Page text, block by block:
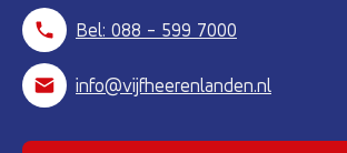
Bel: 088 - 599 7000
info@vijfheerenlanden.nl